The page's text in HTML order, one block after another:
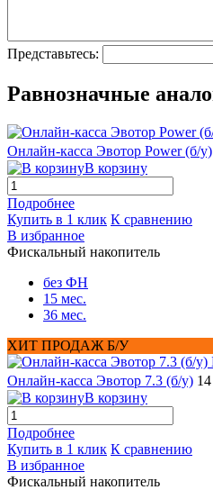
Представьтесь:
Равнозначные
Онлайн-касса Эвотор Power (б/у)
В корзину
Подробнее
Купить в 1 клик К сравнению
В избранное
Фискальный накопитель
без ФН
15 мес.
36 мес.
ХИТ ПРОДАЖ Б/У
Онлайн-касса Эвотор 7.3 (б/у)
В корзину
Подробнее
Купить в 1 клик К сравнению
В избранное
Фискальный накопитель